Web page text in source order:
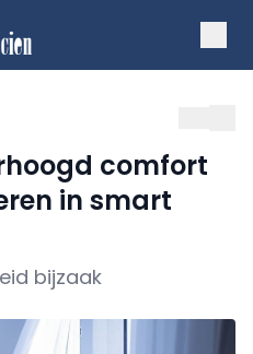
comfort
in smart
bijzaak